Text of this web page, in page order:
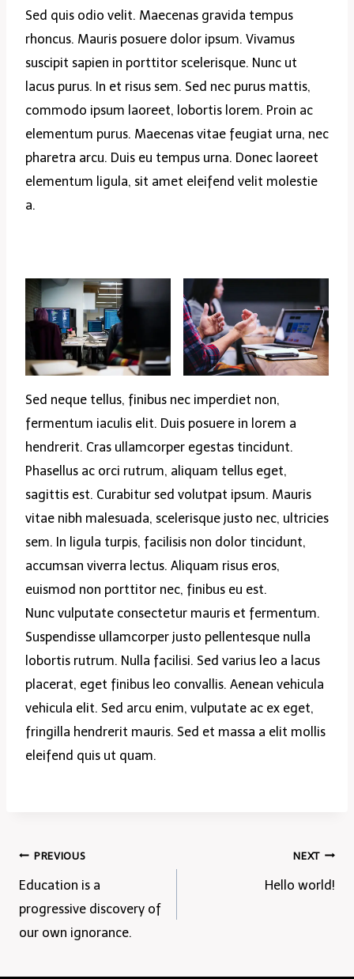
Sed quis odio velit. Maecenas gravida tempus
rhoncus. Mauris posuere dolor ipsum. Vivamus
suscipit sapien in porttitor scelerisque. Nunc ut
lacus purus. In et risus sem. Sed nec purus mattis,
commodo ipsum laoreet, lobortis lorem. Proin ac
elementum purus. Maecenas vitae feugiat urna, nec
pharetra arcu. Duis eu tempus urna. Donec laoreet
elementum ligula, sit amet eleifend velit molestie
a.
Sed neque tellus, finibus nec imperdiet non,
fermentum iaculis elit. Duis posuere in lorem a
hendrerit. Cras ullamcorper egestas tincidunt.
Phasellus ac orci rutrum, aliquam tellus eget,
sagittis est. Curabitur sed volutpat ipsum. Mauris
vitae nibh malesuada, scelerisque justo nec, ultricies
sem. In ligula turpis, facilisis non dolor tincidunt,
accumsan viverra lectus. Aliquam risus eros,
euismod non porttitor nec, finibus eu est.
Nunc vulputate consectetur mauris et fermentum.
Suspendisse ullamcorper justo pellentesque nulla
lobortis rutrum. Nulla facilisi. Sed varius leo a lacus
placerat, eget finibus leo convallis. Aenean vehicula
vehicula elit. Sed arcu enim, vulputate ac ex eget,
fringilla hendrerit mauris. Sed et massa a elit mollis
eleifend quis ut quam.
Post
navigation
PREVIOUS
Education is a
progressive discovery of
our own ignorance.
NEXT
Hello world!